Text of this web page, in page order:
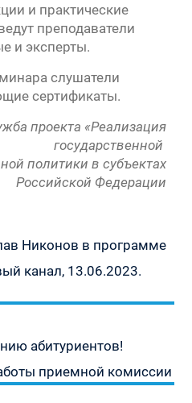
и практические
преподаватели
и эксперты.
слушатели
сертификаты.
проекта «Реализация
государственной
политики в субъектах
Российской Федерации
Никонов в программе
канал, 13.06.2023.
абитуриентов!
приемной комиссии